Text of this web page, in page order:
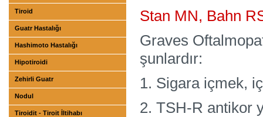
Tiroid
Guatr Hastalığı
Hashimoto Hastalığı
Hipotiroidi
Zehirli Guatr
Nodul
Tiroidit - Tiroit İltihabı
Stan MN, Bahn
Graves
şunlardır:
1. Sigara içmek,
2. TSH-R antikor